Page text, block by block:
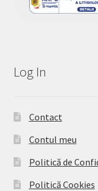
Log In
Contact
Contul meu
Politică de
Politică Cookies